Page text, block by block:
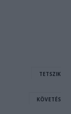
TETSZIK
KÖVETÉS